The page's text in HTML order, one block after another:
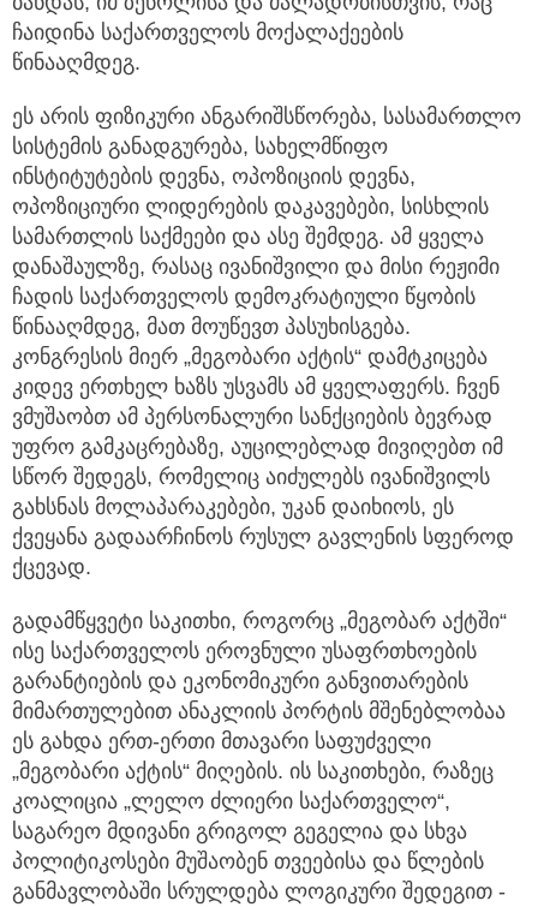
ჩაიდინა საქართველოს მოქალაქეების
წინააღმდეგ.
ეს არის ფიზიკური ანგარიშსწორება, სასამართლო
სისტემის განადგურება, სახელმწიფო
ინსტიტუტების დევნა, ოპოზიციის დევნა,
ოპოზიციური ლიდერების დაკავებები, სისხლის
სამართლის საქმეები და ასე შემდეგ. ამ ყველა
დანაშაულზე, რასაც ივანიშვილი და მისი რეჟიმი
ჩადის საქართველოს დემოკრატიული წყობის
წინააღმდეგ, მათ მოუწევთ პასუხისგება.
კონგრესის მიერ „მეგობარი აქტის“ დამტკიცება
კიდევ ერთხელ ხაზს უსვამს ამ ყველაფერს. ჩვენ
ვმუშაობთ ამ პერსონალური სანქციების ბევრად
უფრო გამკაცრებაზე, აუცილებლად მივიღებთ იმ
სწორ შედეგს, რომელიც აიძულებს ივანიშვილს
გახსნას მოლაპარაკებები, უკან დაიხიოს, ეს
ქვეყანა გადაარჩინოს რუსულ გავლენის სფეროდ
ქცევად.
გადამწყვეტი საკითხი, როგორც „მეგობარ აქტში“
ისე საქართველოს ეროვნული უსაფრთხოების
გარანტიების და ეკონომიკური განვითარების
მიმართულებით ანაკლიის პორტის მშენებლობაა
ეს გახდა ერთ-ერთი მთავარი საფუძველი
„მეგობარი აქტის“ მიღების. ის საკითხები, რაზეც
კოალიცია „ლელო ძლიერი საქართველო“,
საგარეო მდივანი გრიგოლ გეგელია და სხვა
პოლიტიკოსები მუშაობენ თვეებისა და წლების
განმავლობაში სრულდება ლოგიკური შედეგით -